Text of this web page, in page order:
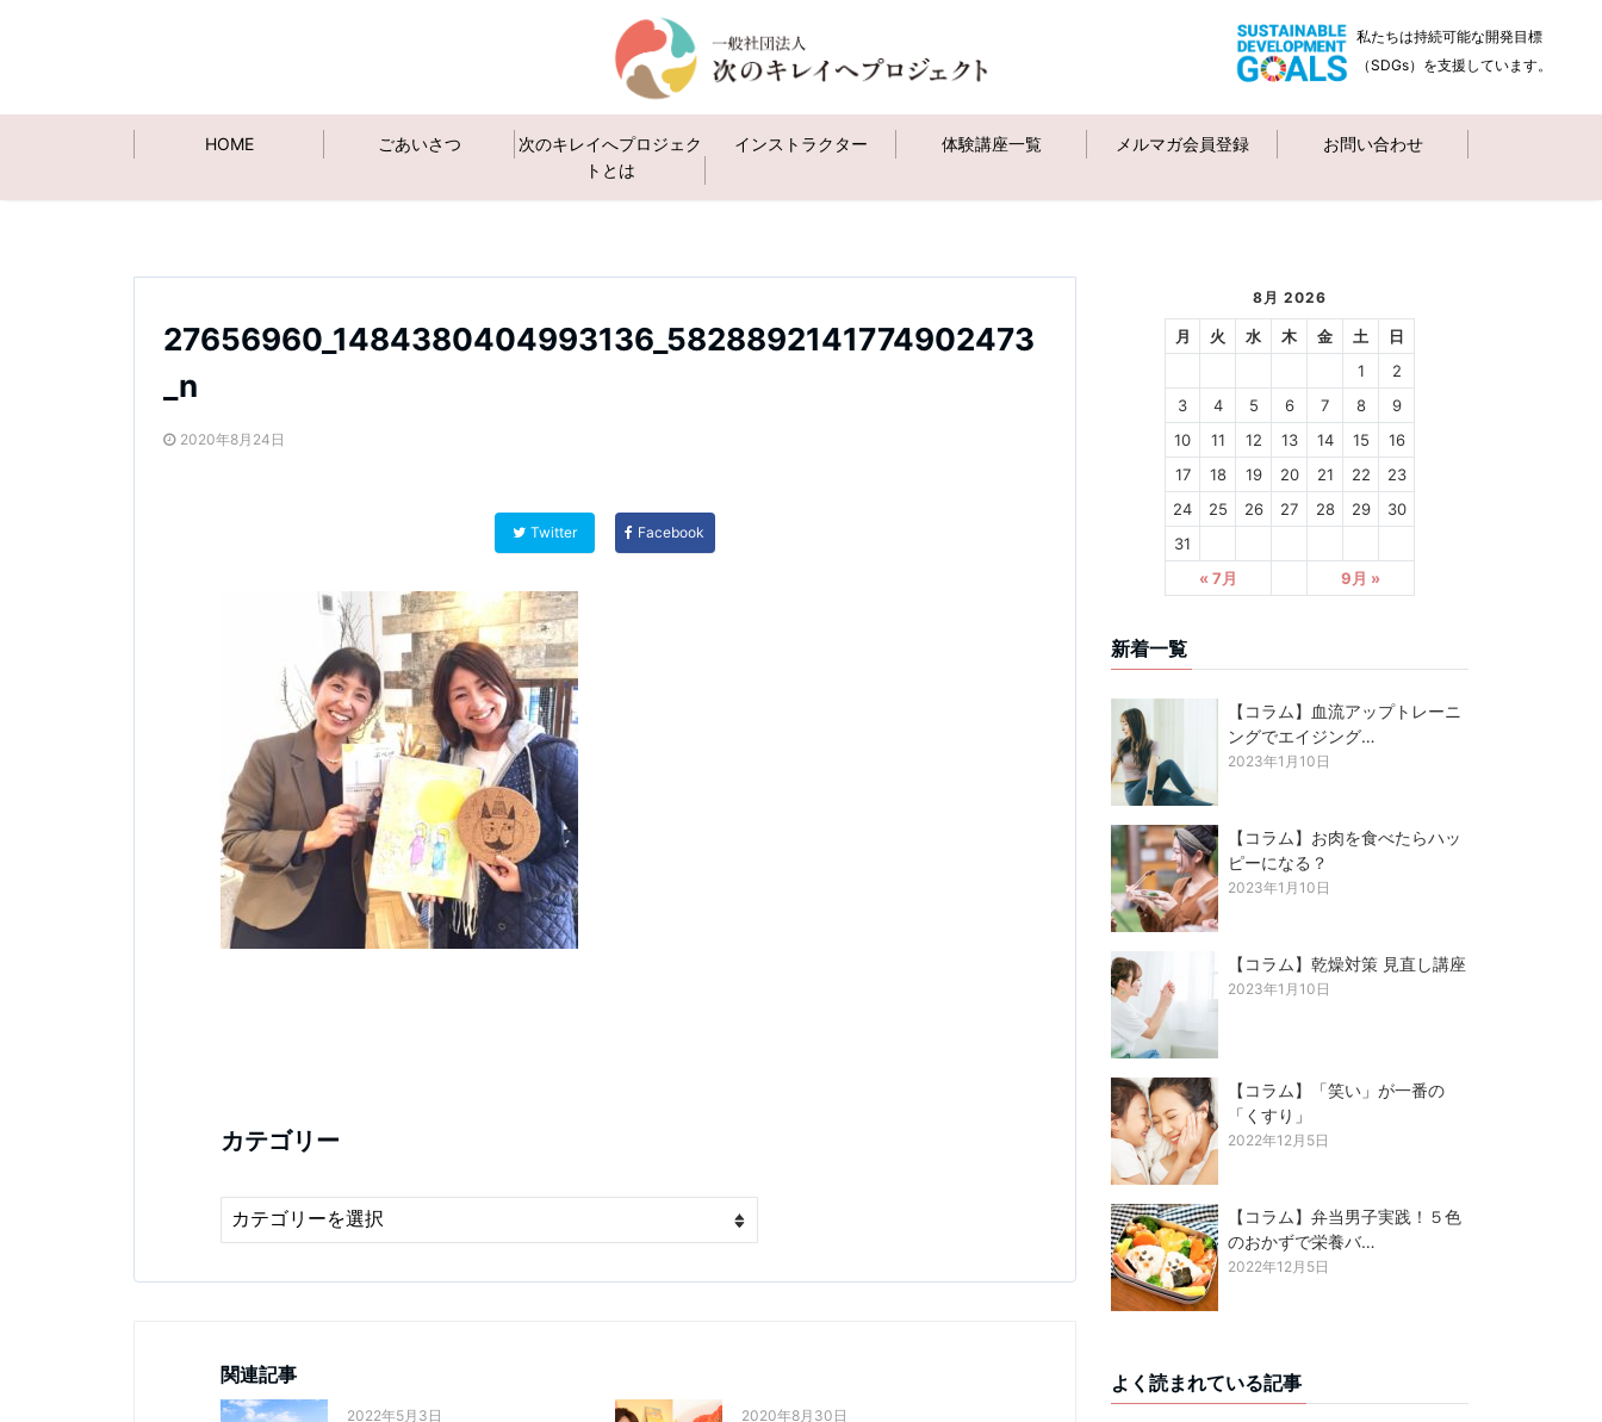
HOME ごあいさつ
次のキレイへプロジェク
トとは
インストラクター 体験講座一覧 メルマガ会員登録 お問い合わせ
27656960_1484380404993136_5828892141774902473
_n
2020年8月24日
Twitter Facebook
カテゴリー
関連記事
2022年5月3日 2020年8月30日
8月 2026
月 火 水 木 金 土
日
1
2
3
4 5 6 7 8
9
10
11 12 13 14 15
16
17
18 19 20 21 22
23
24
25 26 27 28 29
30
31
« 7月
9月 »
新着一覧
【コラム】血流アップトレーニ
ングでエイジング…
2023年1月10日
【コラム】お肉を食べたらハッ
ピーになる？
2023年1月10日
【コラム】乾燥対策 見直し講座
2023年1月10日
【コラム】「笑い」が一番の
「くすり」
2022年12月5日
【コラム】弁当男子実践！５色
のおかずで栄養バ…
2022年12月5日
よく読まれている記事
私たちは持続可能な開発目標
（SDGs）を支援しています。